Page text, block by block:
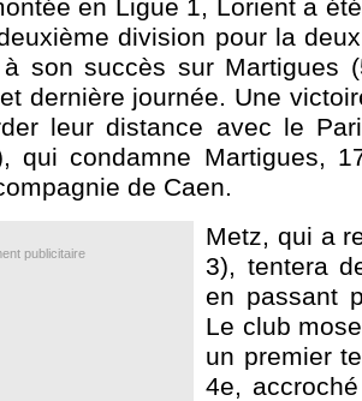
en Ligue 1, Lorient a
division pour la
son succès sur Martigues
dernière journée. Une
leur distance avec le
qui condamne Martigues,
de Caen.
publicitaire
Metz, qui a
3), tentera
en passant
Le club
un premier
4e,